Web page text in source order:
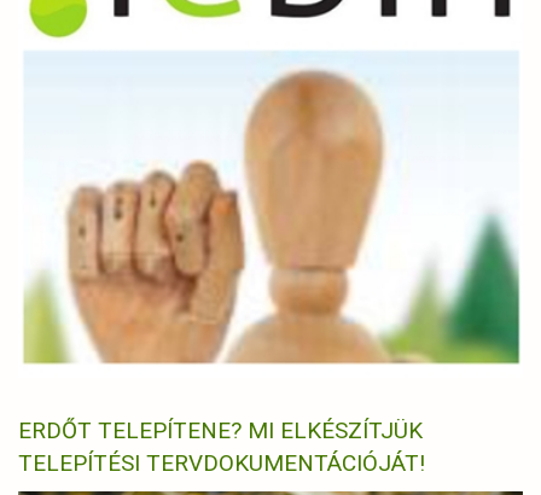
ERDŐT TELEPÍTENE? MI ELKÉSZÍTJÜK
TELEPÍTÉSI TERVDOKUMENTÁCIÓJÁT!